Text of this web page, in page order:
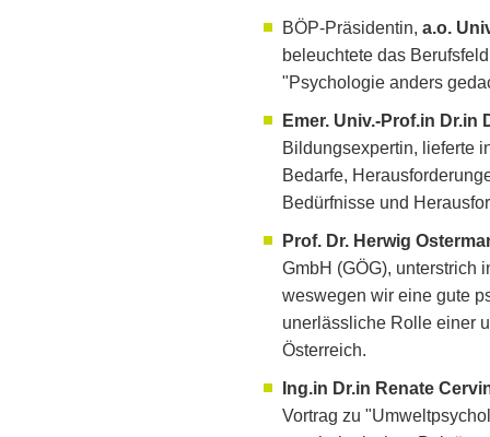
BÖP-Präsidentin, a.o.
beleuchtete das
"Psychologie anders
Emer. Univ.-Prof.in Dr.in
Bildungsexpertin, lieferte
Bedarfe,
Bedürfnisse und
Prof. Dr. Herwig
GmbH (GÖG), unterstrich
weswegen wir eine gute
unerlässliche Rolle einer
Österreich.
Ing.in Dr.in Renate
Vortrag zu